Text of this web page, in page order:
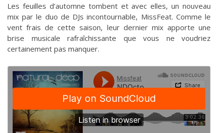
Les feuilles d’automne tombent et avec elles, un nouveau
mix par le duo de DJs incontournable, MissFeat. Comme le
vent frais de cette saison, leur dernier mix apporte une
brise musicale rafraîchissante que vous ne voudriez
certainement pas manquer.